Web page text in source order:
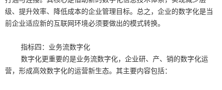
级、提升效率、降低成本的企业管理目标。总之，企业的数字化是当
前企业适应新的互联网环境必须要做出的模式转换。
指标四：业务流数字化
数字化更重要的是业务流数字化，企业研、产、销的数字化运
营，形成高效数字化的运营新生态。其主要内容包括：